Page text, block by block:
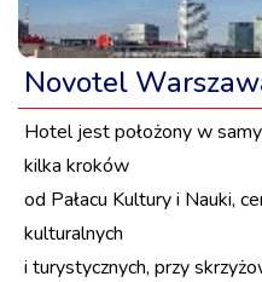
Novotel
Hotel jest położony w
kilka kroków
od Pałacu Kultury i Nauki,
kulturalnych
i turystycznych, przy